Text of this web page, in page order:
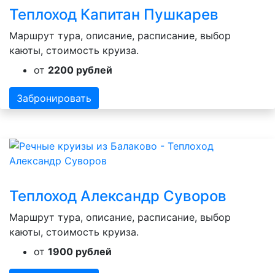
Теплоход Капитан Пушкарев
Маршрут тура, описание, расписание, выбор
каюты, стоимость круиза.
от 2200 рублей
Забронировать
Теплоход Александр Суворов
Маршрут тура, описание, расписание, выбор
каюты, стоимость круиза.
от 1900 рублей